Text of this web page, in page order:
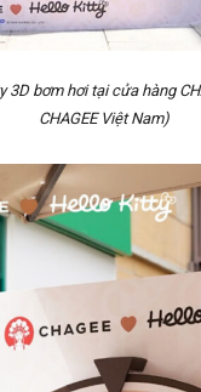
3D bơm hơi tại cửa hàng
CHAGEE Việt Nam)